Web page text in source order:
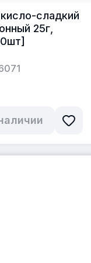
сладкий
25г,